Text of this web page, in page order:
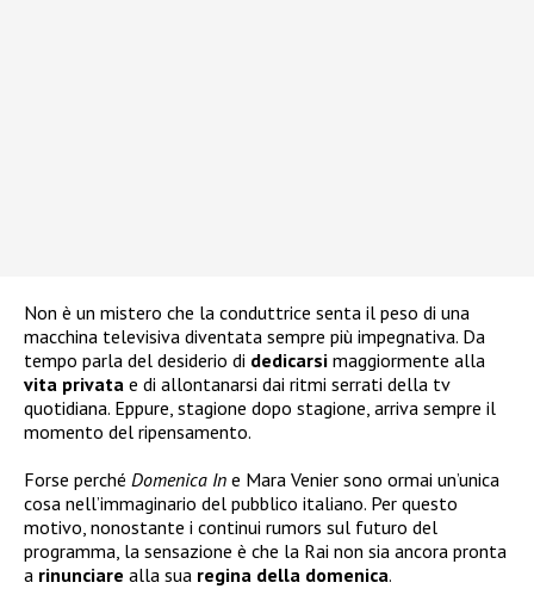
Non è un mistero che la conduttrice senta il peso di una
macchina televisiva diventata sempre più impegnativa. Da
tempo parla del desiderio di dedicarsi maggiormente alla
vita privata e di allontanarsi dai ritmi serrati della tv
quotidiana. Eppure, stagione dopo stagione, arriva sempre il
momento del ripensamento.
Forse perché Domenica In e Mara Venier sono ormai un’unica
cosa nell’immaginario del pubblico italiano. Per questo
motivo, nonostante i continui rumors sul futuro del
programma, la sensazione è che la Rai non sia ancora pronta
a rinunciare alla sua regina della domenica.